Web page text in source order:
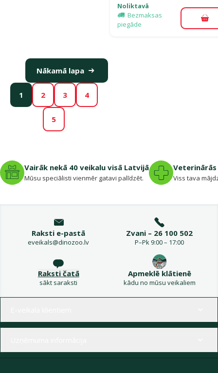
Noliktavā
Bezmaksas
piegāde
1 2 3 4
5
Nākamā lapa
Vairāk nekā 40 veikalu visā Latvijā
Mūsu speciālisti vienmēr gatavi palīdzēt. Viss tava
Raksti e-pastā
eveikals@dinozoo.lv
Zvani – 26 100 502
P–Pk 9:00 – 17:00
Raksti čatā
sākt saraksti
Apmeklē klātienē
kādu no mūsu veikaliem